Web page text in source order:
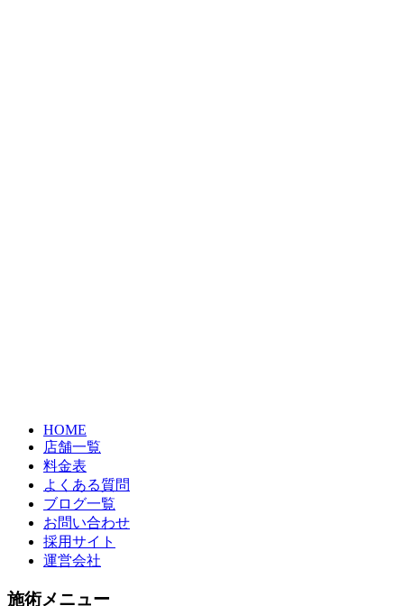
HOME
店舗一覧
料金表
よくある質問
ブログ一覧
お問い合わせ
採用サイト
運営会社
施術メニュー